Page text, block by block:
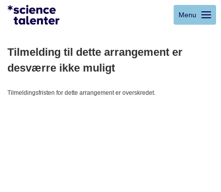
Menu
Tilmelding til dette arrangement er
desværre ikke muligt
Tilmeldingsfristen for dette arrangement er overskredet.